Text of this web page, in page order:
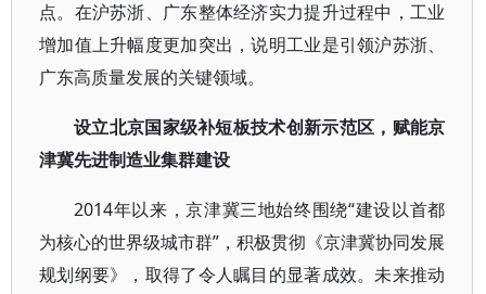
点。在沪苏浙、广东整体经济实力提升过程中，工业
增加值上升幅度更加突出，说明工业是引领沪苏浙、
广东高质量发展的关键领域。
设立北京国家级补短板技术创新示范区，赋能京
津冀先进制造业集群建设
2014年以来，京津冀三地始终围绕“建设以首都
为核心的世界级城市群”，积极贯彻《京津冀协同发展
规划纲要》，取得了令人瞩目的显著成效。未来推动